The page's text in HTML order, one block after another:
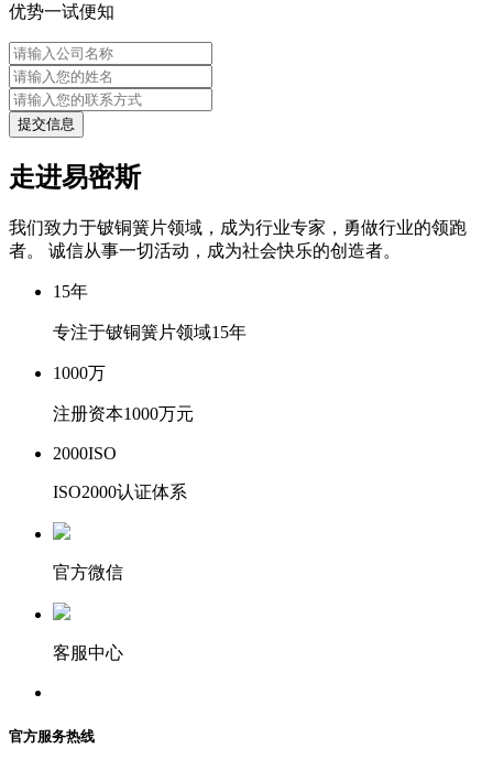
优势一试便知
提交信息
走进易密斯
我们致力于铍铜簧片领域，成为行业专家，勇做行业的领跑
者。 诚信从事一切活动，成为社会快乐的创造者。
15年
专注于铍铜簧片领域15年
1000万
注册资本1000万元
2000ISO
ISO2000认证体系
官方微信
客服中心
官方服务热线